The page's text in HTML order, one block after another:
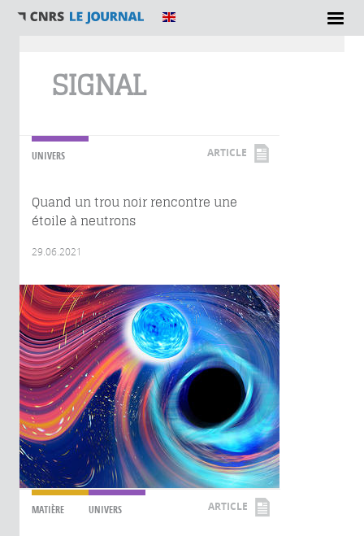
SIGNAL
UNIVERS ARTICLE
Quand un trou noir rencontre une
étoile à neutrons
29.06.2021
MATIÈRE UNIVERS ARTICLE